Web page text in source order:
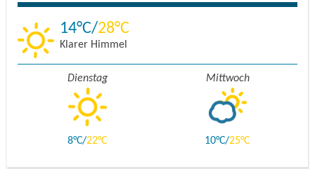
14 28
Klarer Himmel
Dienstag
8 22
Mittwoch
10 25